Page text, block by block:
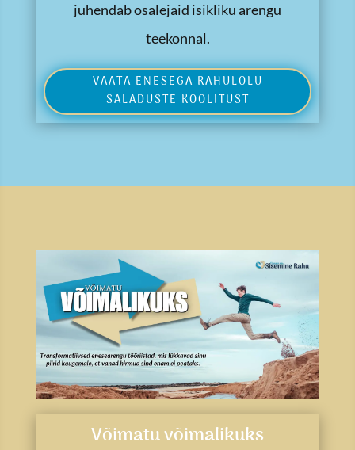
juhendab osalejaid isikliku arengu
teekonnal.
VAATA ENESEGA RAHULOLU
SALADUSTE KOOLITUST
Võimatu võimalikuks